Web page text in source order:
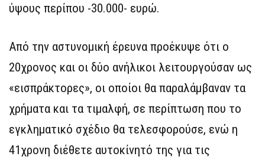
ύψους περίπου -30.000- ευρώ.
Από την αστυνομική έρευνα προέκυψε ότι ο
20χρονος και οι δύο ανήλικοι λειτουργούσαν ως
«εισπράκτορες», οι οποίοι θα παραλάμβαναν τα
χρήματα και τα τιμαλφή, σε περίπτωση που το
εγκληματικό σχέδιο θα τελεσφορούσε, ενώ η
41χρονη διέθετε αυτοκίνητό της για τις